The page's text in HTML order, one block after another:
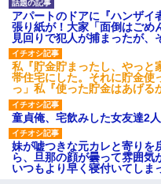
アパートのドアに『ハンザイ
張り紙が！大家「面倒はごめ
見回りで犯人が捕まったが
私『貯金貯まったし、やっと
帯住宅にした。それに貯金
っ」私『使った貯金はあげ
童貞俺、宅飲みした女友達2
妹が嘘つきな元カレと寄りを
ら、旦那の顔が曇って雰囲気
いつもより早く寝付いてし